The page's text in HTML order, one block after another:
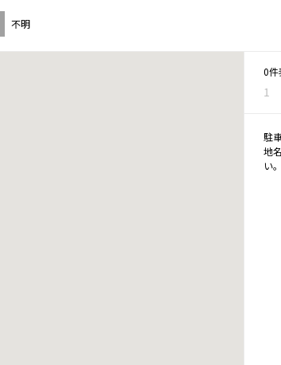
不明
0件
1
駐
地
い。